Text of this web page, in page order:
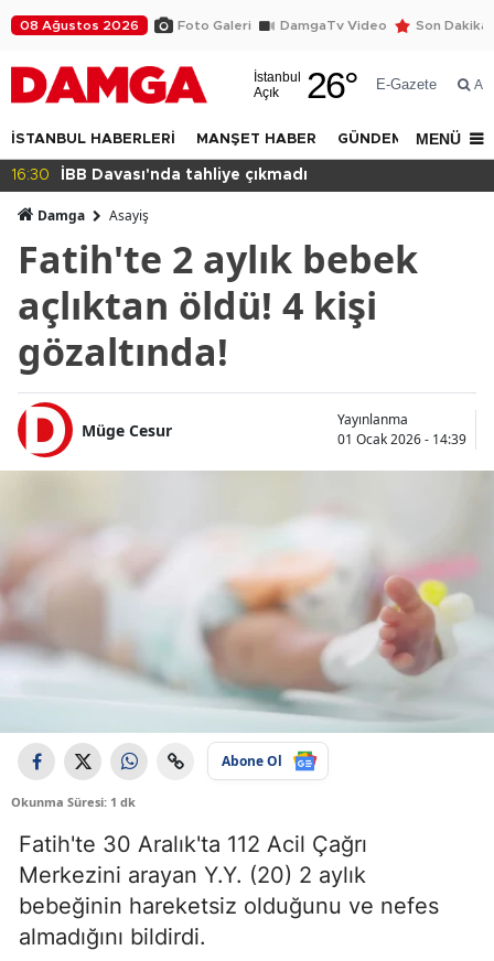
08 Ağustos 2026 Foto Galeri DamgaTv Video Son Dakika
İstanbul
Açık
26° E-Gazete Ara
İSTANBUL HABERLERİ MANŞET HABER GÜNDEM DÜNYA
MENÜ
16:30 İBB Davası'nda tahliye çıkmadı
Damga Asayiş
Fatih'te 2 aylık bebek
açlıktan öldü! 4 kişi
gözaltında!
Müge Cesur
Yayınlanma
01 Ocak 2026 - 14:39
Abone Ol
Okunma Süresi: 1 dk
Fatih'te 30 Aralık'ta 112 Acil Çağrı
Merkezini arayan Y.Y. (20) 2 aylık
bebeğinin hareketsiz olduğunu ve nefes
almadığını bildirdi.